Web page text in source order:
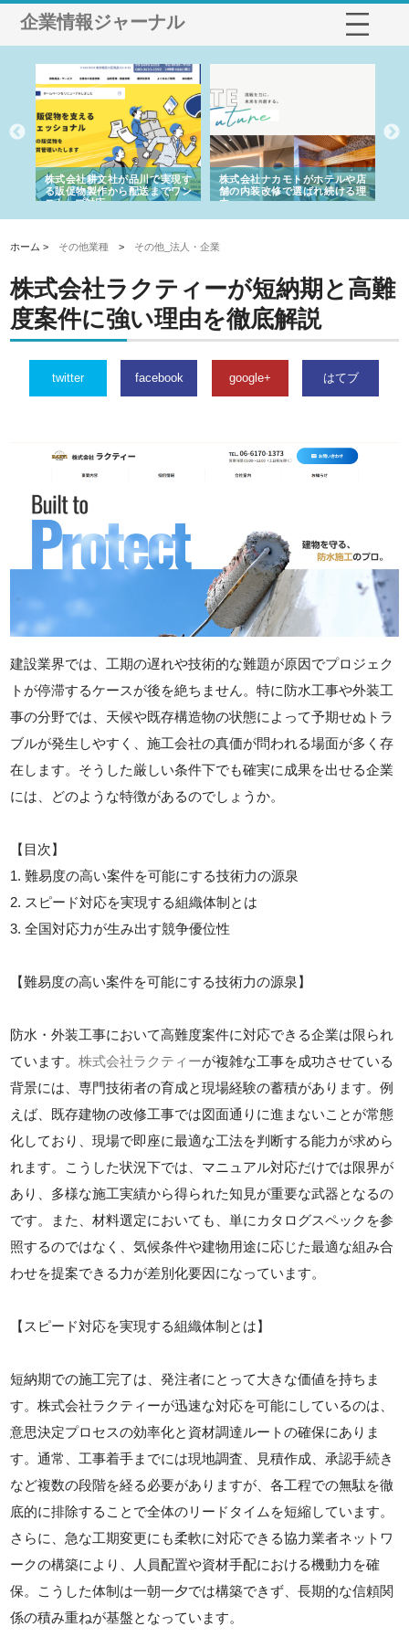
企業情報ジャーナル
株式会社耕文社が品川で実現す
る販促物製作から配送までワン
ストップ対応
株式会社ナカモトがホテルや店
舗の内装改修で選ばれ続ける理
由
ホーム > その他業種 > その他_法人・企業
株式会社ラクティーが短納期と高難
度案件に強い理由を徹底解説
twitter facebook google+ はてブ
建設業界では、工期の遅れや技術的な難題が原因でプロジェク
トが停滞するケースが後を絶ちません。特に防水工事や外装工
事の分野では、天候や既存構造物の状態によって予期せぬトラ
ブルが発生しやすく、施工会社の真価が問われる場面が多く存
在します。そうした厳しい条件下でも確実に成果を出せる企業
には、どのような特徴があるのでしょうか。
【目次】
1. 難易度の高い案件を可能にする技術力の源泉
2. スピード対応を実現する組織体制とは
3. 全国対応力が生み出す競争優位性
【難易度の高い案件を可能にする技術力の源泉】
防水・外装工事において高難度案件に対応できる企業は限られ
ています。株式会社ラクティーが複雑な工事を成功させている
背景には、専門技術者の育成と現場経験の蓄積があります。例
えば、既存建物の改修工事では図面通りに進まないことが常態
化しており、現場で即座に最適な工法を判断する能力が求めら
れます。こうした状況下では、マニュアル対応だけでは限界が
あり、多様な施工実績から得られた知見が重要な武器となるの
です。また、材料選定においても、単にカタログスペックを参
照するのではなく、気候条件や建物用途に応じた最適な組み合
わせを提案できる力が差別化要因になっています。
【スピード対応を実現する組織体制とは】
短納期での施工完了は、発注者にとって大きな価値を持ちま
す。株式会社ラクティーが迅速な対応を可能にしているのは、
意思決定プロセスの効率化と資材調達ルートの確保にありま
す。通常、工事着手までには現地調査、見積作成、承認手続き
など複数の段階を経る必要がありますが、各工程での無駄を徹
底的に排除することで全体のリードタイムを短縮しています。
さらに、急な工期変更にも柔軟に対応できる協力業者ネットワ
ークの構築により、人員配置や資材手配における機動力を確
保。こうした体制は一朝一夕では構築できず、長期的な信頼関
係の積み重ねが基盤となっています。